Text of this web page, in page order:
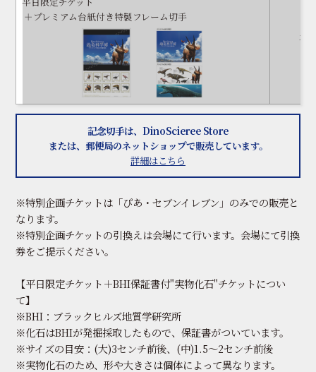
＋プレミアム台紙付き特製フレーム切手
平
記念切手は、DinoScieree Store
または、郵便局のネットショップで販売しています。
詳細はこちら
※特別企画チケットは「ぴあ・セブンイレブン」のみでの販売と
なります。
※特別企画チケットの引換えは会場にて行います。会場にて引換
券をご提示ください。
【平日限定チケット＋BHI保証書付"実物化石"チケットについ
て】
※BHI：ブラックヒルズ地質学研究所
※化石はBHIが発掘採取したもので、保証書がついています。
※サイズの目安：(大)3センチ前後、(中)1.5～2センチ前後
※実物化石のため、形や大きさは個体によって異なります。